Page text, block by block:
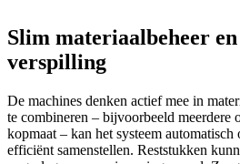
Slim materiaalbeheer
verspilling
De machines denken actief mee in
te combineren – bijvoorbeeld meerdere
kopmaat – kan het systeem
efficiënt samenstellen. Reststukken